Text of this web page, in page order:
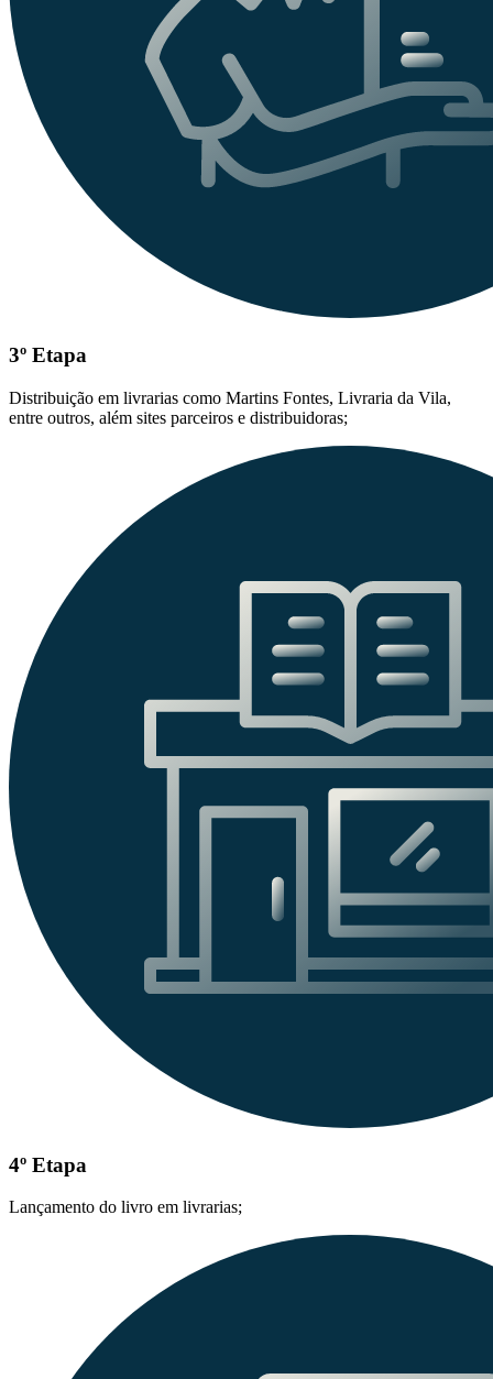
3º Etapa
Distribuição em livrarias como Martins Fontes, Livraria da Vila,
entre outros, além sites parceiros e distribuidoras;
4º Etapa
Lançamento do livro em livrarias;